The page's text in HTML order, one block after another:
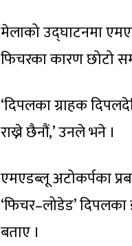
मेलाको उद्घाटनमा
फिचरका कारण छोटो
‘दिपलका ग्राहक
राख्ने छैनौं,’ उनले भने ।
एमएडब्लू अटोकर्पका
‘फिचर–लोडेड’
बताए ।